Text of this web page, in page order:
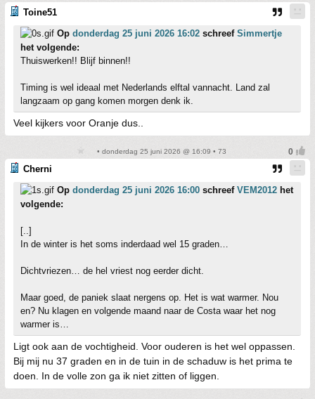
Toine51
Op donderdag 25 juni 2026 16:02 schreef Simmertje
het volgende:
Thuiswerken!! Blijf binnen!!
Timing is wel ideaal met Nederlands elftal vannacht. Land zal
langzaam op gang komen morgen denk ik.
Veel kijkers voor Oranje dus..
• donderdag 25 juni 2026 @ 16:09 • 73
Cherni
Op donderdag 25 juni 2026 16:00 schreef VEM2012 het
volgende:
[..]
In de winter is het soms inderdaad wel 15 graden…
Dichtvriezen… de hel vriest nog eerder dicht.
Maar goed, de paniek slaat nergens op. Het is wat warmer. Nou
en? Nu klagen en volgende maand naar de Costa waar het nog
warmer is…
Ligt ook aan de vochtigheid. Voor ouderen is het wel oppassen.
Bij mij nu 37 graden en in de tuin in de schaduw is het prima te
doen. In de volle zon ga ik niet zitten of liggen.